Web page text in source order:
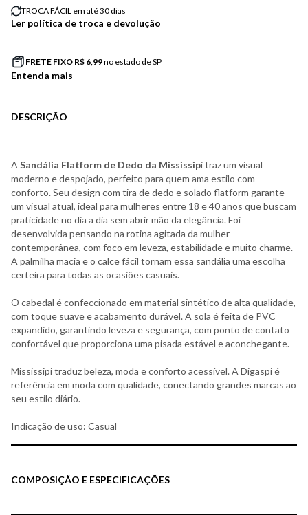
TROCA FÁCIL em até 30 dias
Ler política de troca e devolução
FRETE FIXO R$ 6,99no estado de SP
Entenda mais
DESCRIÇÃO
A Sandália Flatform de Dedo da Mississipi traz um visual
moderno e despojado, perfeito para quem ama estilo com
conforto. Seu design com tira de dedo e solado flatform garante
um visual atual, ideal para mulheres entre 18 e 40 anos que buscam
praticidade no dia a dia sem abrir mão da elegância. Foi
desenvolvida pensando na rotina agitada da mulher
contemporânea, com foco em leveza, estabilidade e muito charme.
A palmilha macia e o calce fácil tornam essa sandália uma escolha
certeira para todas as ocasiões casuais.
O cabedal é confeccionado em material sintético de alta qualidade,
com toque suave e acabamento durável. A sola é feita de PVC
expandido, garantindo leveza e segurança, com ponto de contato
confortável que proporciona uma pisada estável e aconchegante.
Mississipi traduz beleza, moda e conforto acessível. A Digaspi é
referência em moda com qualidade, conectando grandes marcas ao
seu estilo diário.
Indicação de uso: Casual
COMPOSIÇÃO E ESPECIFICAÇÕES